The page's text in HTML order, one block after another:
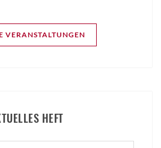
VERANSTALTUNGEN
HEFT